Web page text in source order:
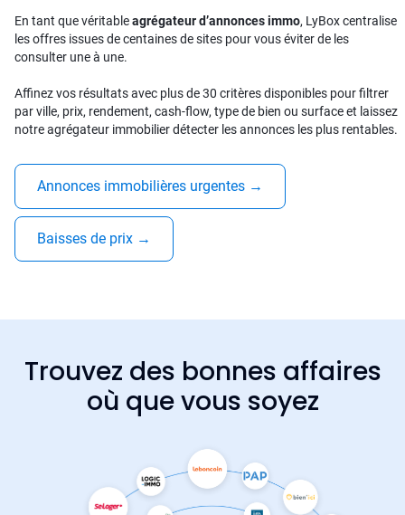
En tant que véritableagrégateur d’annonces immo, LyBox centralise
les offres issues de centaines de sites pour vous éviter de les
consulter une à une.
Affinez vos résultats avec plus de 30 critères disponibles pour filtrer
par ville, prix, rendement, cash-flow, type de bien ou surface et laissez
notre agrégateur immobilier détecter les annonces les plus rentables.
Annonces immobilières urgentes →
Baisses de prix →
Trouvez des bonnes affaires
où que vous soyez